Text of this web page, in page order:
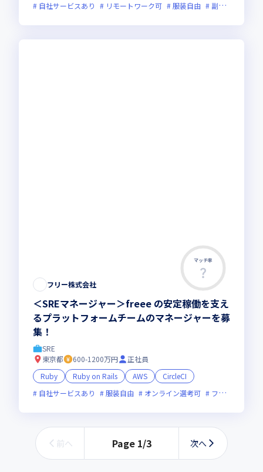
自社サービスあり
リモートワーク可 服装自由 副業可
マッチ率
フリー株式会社
＜SREマネージャー＞freee の安定稼働を支え
るプラットフォームチームのマネージャーを募
集！
SRE
東京都
600-1200万円
正社員
Ruby
Ruby on Rails AWS
CircleCI
自社サービスあり
服装自由 オンライン選考可 フレックス制度あり
前へ Page 1/3 次へ